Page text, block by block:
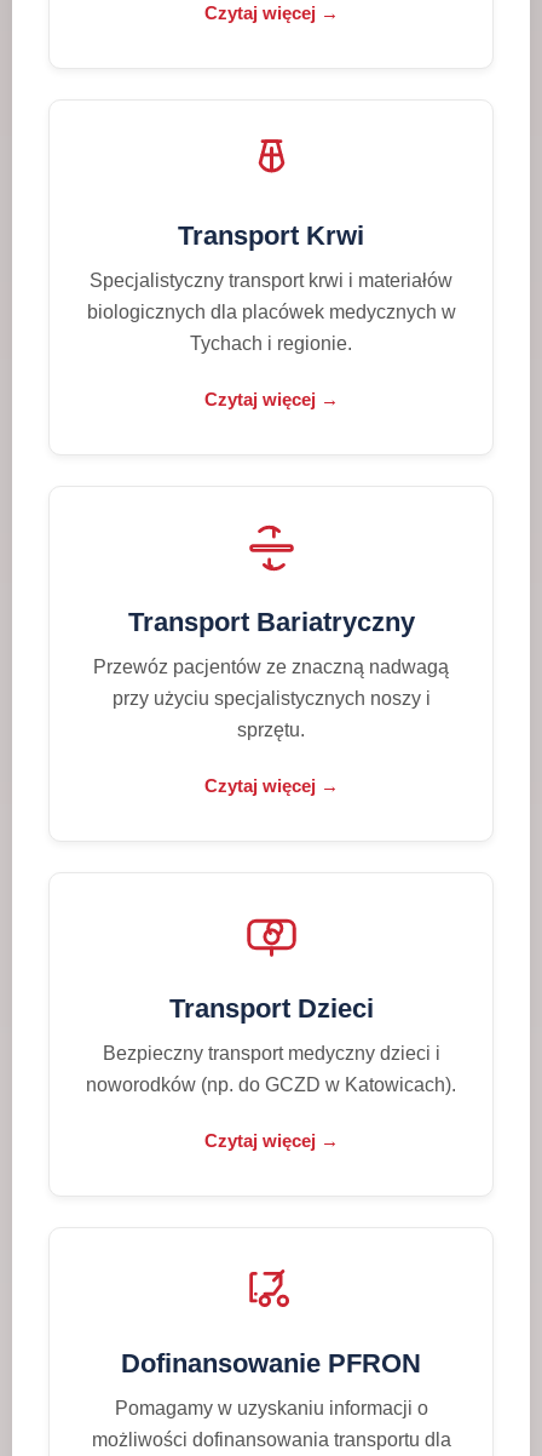
Czytaj więcej →
Transport Krwi
Specjalistyczny transport krwi i materiałów
biologicznych dla placówek medycznych w
Tychach i regionie.
Czytaj więcej →
Transport Bariatryczny
Przewóz pacjentów ze znaczną nadwagą
przy użyciu specjalistycznych noszy i
sprzętu.
Czytaj więcej →
Transport Dzieci
Bezpieczny transport medyczny dzieci i
noworodków (np. do GCZD w Katowicach).
Czytaj więcej →
Dofinansowanie PFRON
Pomagamy w uzyskaniu informacji o
możliwości dofinansowania transportu dla